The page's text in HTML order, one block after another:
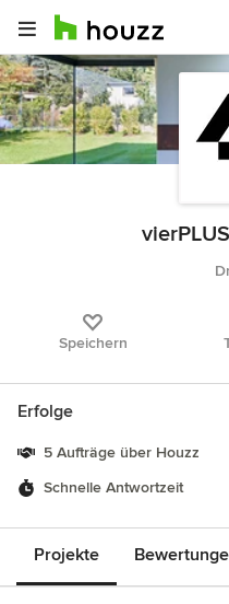
Speichern
Erfolge
5 Aufträge über Houzz
Schnelle Antwortzeit
Projekte